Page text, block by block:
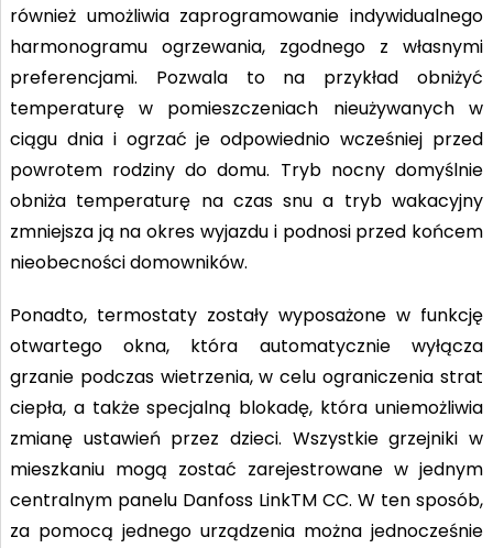
również umożliwia zaprogramowanie indywidualnego
harmonogramu ogrzewania, zgodnego z własnymi
preferencjami. Pozwala to na przykład obniżyć
temperaturę w pomieszczeniach nieużywanych w
ciągu dnia i ogrzać je odpowiednio wcześniej przed
powrotem rodziny do domu. Tryb nocny domyślnie
obniża temperaturę na czas snu a tryb wakacyjny
zmniejsza ją na okres wyjazdu i podnosi przed końcem
nieobecności domowników.
Ponadto, termostaty zostały wyposażone w funkcję
otwartego okna, która automatycznie wyłącza
grzanie podczas wietrzenia, w celu ograniczenia strat
ciepła, a także specjalną blokadę, która uniemożliwia
zmianę ustawień przez dzieci. Wszystkie grzejniki w
mieszkaniu mogą zostać zarejestrowane w jednym
centralnym panelu Danfoss LinkTM CC. W ten sposób,
za pomocą jednego urządzenia można jednocześnie